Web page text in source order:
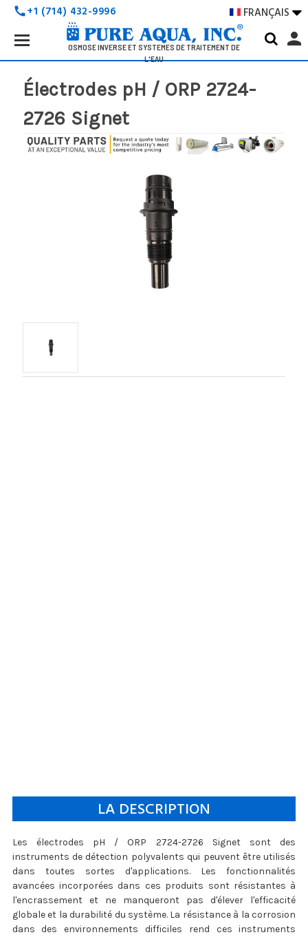
call+1 (714) 432-9996 FRANÇAIS 
OSMOSE INVERSE ET SYSTÈMES DE TRAITEMENT DE
L'EAU
Search
Keyword:
person
Électrodes pH / ORP 2724-
2726 Signet
LA DESCRIPTION
Les électrodes pH / ORP 2724-2726 Signet sont des
instruments de détection polyvalents qui peuvent être utilisés
dans toutes sortes d'applications. Les fonctionnalités
avancées incorporées dans ces produits sont résistantes à
l'encrassement et ne manqueront pas d'élever l'efficacité
globale et la durabilité du système. La résistance à la corrosion
dans des environnements difficiles rend ces instruments